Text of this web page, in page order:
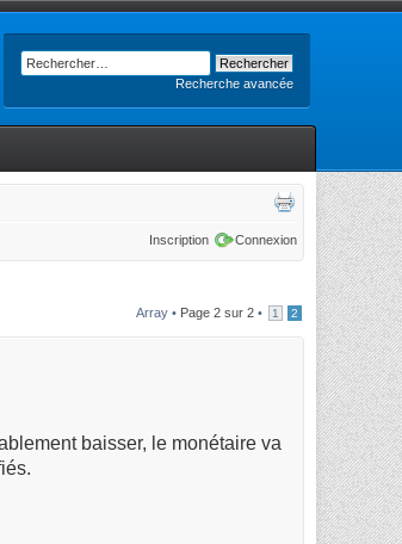
Recherche avancée
Inscription Connexion
Array • Page 2 sur 2 • 1 2
baisser, le monétaire va